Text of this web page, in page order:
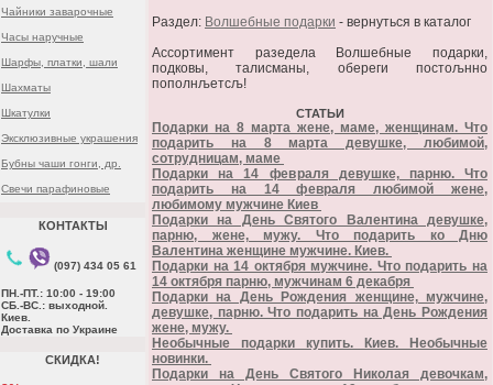
Чайники заварочные
Часы наручные
Шарфы, платки, шали
Шахматы
Шкатулки
Эксклюзивные украшения
Бубны чаши гонги, др.
Свечи парафиновые
КОНТАКТЫ
(097) 434 05 61
ПН.-ПТ.: 10:00 - 19:00
СБ.-ВС.: выходной.
Киев.
Доставка по Украине
СКИДКА!
Раздел: Волшебные подарки - вернуться в каталог
Ассортимент разедела Волшебные подарки,
подковы, талисманы, обереги постољнно
пополнљетсљ!
СТАТЬИ
Подарки на 8 марта жене, маме, женщинам. Что
подарить на 8 марта девушке, любимой,
сотрудницам, маме
Подарки на 14 февраля девушке, парню. Что
подарить на 14 февраля любимой жене,
любимому мужчине Киев
Подарки на День Святого Валентина девушке,
парню, жене, мужу. Что подарить ко Дню
Валентина женщине мужчине. Киев.
Подарки на 14 октября мужчине. Что подарить на
14 октября парню, мужчинам 6 декабря
Подарки на День Рождения женщине, мужчине,
девушке, парню. Что подарить на День Рождения
жене, мужу.
Необычные подарки купить. Киев. Необычные
новинки.
Подарки на День Святого Николая девочкам,